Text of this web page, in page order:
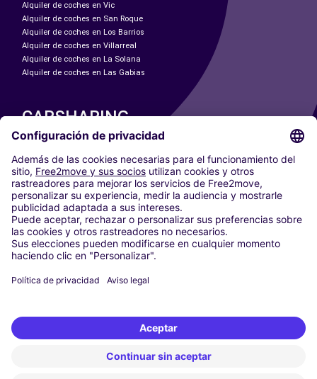
Alquiler de coches en Vic
Alquiler de coches en San Roque
Alquiler de coches en Los Barrios
Alquiler de coches en Villarreal
Alquiler de coches en La Solana
Alquiler de coches en Las Gabias
CARSHARING
NUESTRAS CIUDADES
Paris
Madrid
Washington DC
Milán
Roma
Turín
Viena
Berlín
Düsseldorf